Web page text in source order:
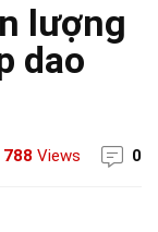
lượng
dao
788 Views 0